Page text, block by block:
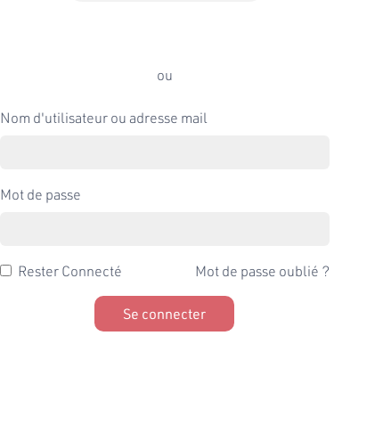
ou
Nom d'utilisateur ou adresse mail
Mot de passe
Rester Connecté Mot de passe oublié ?